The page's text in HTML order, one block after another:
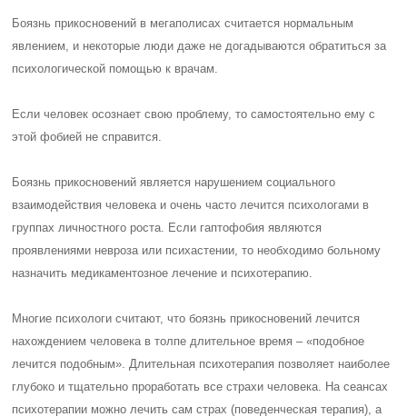
Боязнь прикосновений в мегаполисах считается нормальным
явлением, и некоторые люди даже не догадываются обратиться за
психологической помощью к врачам.
Если человек осознает свою проблему, то самостоятельно ему с
этой фобией не справится.
Боязнь прикосновений является нарушением социального
взаимодействия человека и очень часто лечится психологами в
группах личностного роста. Если гаптофобия являются
проявлениями невроза или психастении, то необходимо больному
назначить медикаментозное лечение и психотерапию.
Многие психологи считают, что боязнь прикосновений лечится
нахождением человека в толпе длительное время – «подобное
лечится подобным». Длительная психотерапия позволяет наиболее
глубоко и тщательно проработать все страхи человека. На сеансах
психотерапии можно лечить сам страх (поведенческая терапия), а